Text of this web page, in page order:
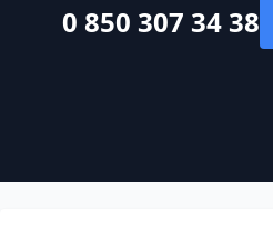
0 850 307 34 38